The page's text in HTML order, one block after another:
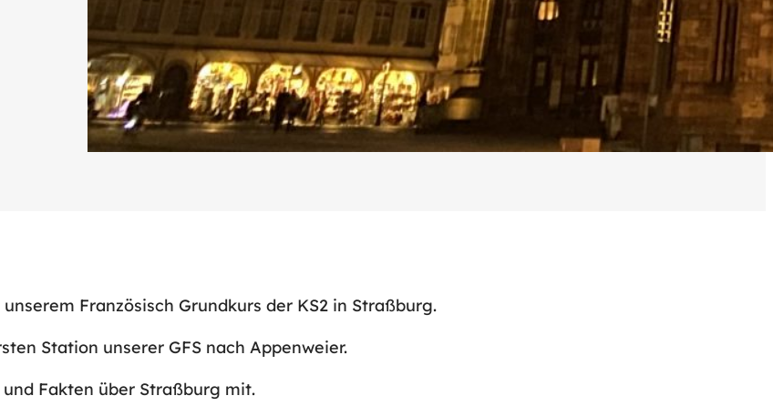
Französisch Grundkurs der KS2 in Straßburg.
Station unserer GFS nach Appenweier.
Fakten über Straßburg mit.